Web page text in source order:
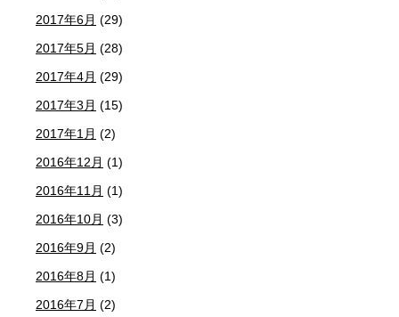
2017年6月 (29)
2017年5月 (28)
2017年4月 (29)
2017年3月 (15)
2017年1月 (2)
2016年12月 (1)
2016年11月 (1)
2016年10月 (3)
2016年9月 (2)
2016年8月 (1)
2016年7月 (2)